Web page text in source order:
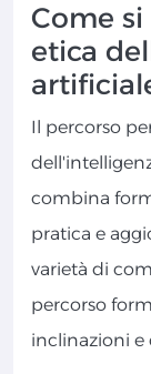
Come
etica
Il percorso
combina
pratica e
varietà di
percorso
inclinazioni e